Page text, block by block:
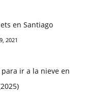
en Santiago
2021
ir a la nieve en